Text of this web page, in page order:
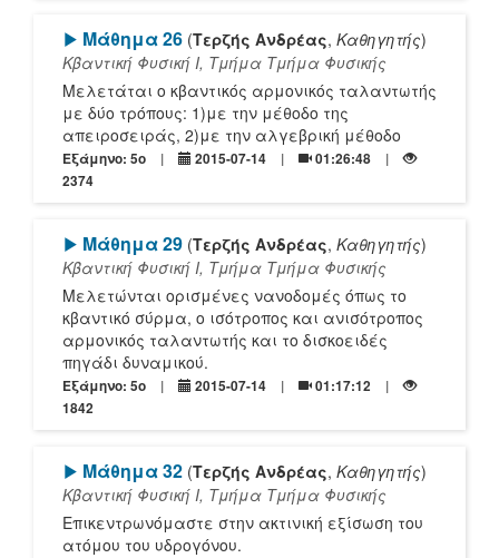
[Play]
Μάθημα 26 (Τερζής Ανδρέας, Καθηγητής)
Κβαντική Φυσική Ι, Τμήμα Τμήμα Φυσικής
Μελετάται ο κβαντικός αρμονικός ταλαντωτής
με δύο τρόπους: 1)με την μέθοδο της
απειροσειράς, 2)με την αλγεβρική μέθοδο
Εξάμηνο: 5o 2015-07-14
01:26:48
2374
[Play]
Μάθημα 29 (Τερζής Ανδρέας, Καθηγητής)
Κβαντική Φυσική Ι, Τμήμα Τμήμα Φυσικής
Μελετώνται ορισμένες νανοδομές όπως το
κβαντικό σύρμα, ο ισότροπος και ανισότροπος
αρμονικός ταλαντωτής και το δισκοειδές
πηγάδι δυναμικού.
Εξάμηνο: 5o 2015-07-14
01:17:12
1842
[Play]
Μάθημα 32 (Τερζής Ανδρέας, Καθηγητής)
Κβαντική Φυσική Ι, Τμήμα Τμήμα Φυσικής
Επικεντρωνόμαστε στην ακτινική εξίσωση του
ατόμου του υδρογόνου.